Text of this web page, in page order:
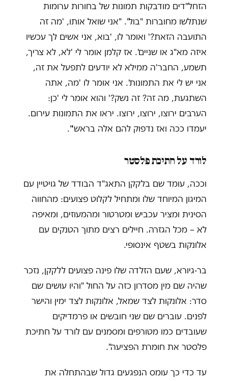
הזחל"דים מודבקות תמונות של בחורות ערומות
שנתלשו מחוברות "בול". "אני שואל אותו, 'מה זה
התועבה הזאת?' ואומר לו, 'בוא, אני אשים לך עכשיו
איזה מא"ג או שניים'. אז קלמן אומר לי 'לא, לא צריך,
תשמע, החבר'ה ממילא לא יודעים לתפעל את זה,
אני יש לי את התמונות'. אני אומר לו 'מה, אתה
השתגעת, מה זה? זה נשק?' והוא אומר לי 'כן:
הערבים ירוצו, ירוצו, ירוצו. יראו את התמונות עירום.
יעמדו ככה ואז נדפוק להם אלה בראש'".
לורד על חתיכת פלסטר
וככה, עומד שם בלקקן התאג"ד הבודד של גויטיין עם
המיגון המיוחד שלו ומתחיל לקלוט פצועים: מהחווה
הסינית ומציר עכביש ומטרטור ומהמעוזים, ומאיפה
לא – מכל הגזרה. חיילים רצים מתוך הטנקים עם
אלונקות בשטף אינסופי.
בר-גיורא, שעם הזלדה שלו פינה פצועים ללקקן, נזכר
שהיה שם מין מסדרון כזה על החול "והיו עושים שם
סדר: אלונקות לצד שמאל, אלונקות לצד ימין והישר
לפנים. עוברים שם שני חובשים או פרמדיקים
שעובדים כמו מטורפים ומסמנים עם לורד על חתיכת
פלסטר את חומרת הפציעה".
עד כדי כך עומס הנפגעים גדול שבהתחלה את